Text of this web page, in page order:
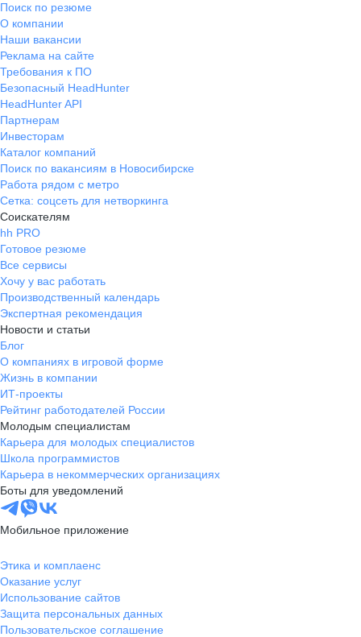
Поиск по резюме
О компании
Наши вакансии
Реклама на сайте
Требования к ПО
Безопасный HeadHunter
HeadHunter API
Партнерам
Инвесторам
Каталог компаний
Поиск по вакансиям в Новосибирске
Работа рядом с метро
Сетка: соцсеть для нетворкинга
Соискателям
hh PRO
Готовое резюме
Все сервисы
Хочу у вас работать
Производственный календарь
Экспертная рекомендация
Новости и статьи
Блог
О компаниях в игровой форме
Жизнь в компании
ИТ-проекты
Рейтинг работодателей России
Молодым специалистам
Карьера для молодых специалистов
Школа программистов
Карьера в некоммерческих организациях
Боты для уведомлений
Мобильное приложение
Этика и комплаенс
Оказание услуг
Использование сайтов
Защита персональных данных
Пользовательское соглашение